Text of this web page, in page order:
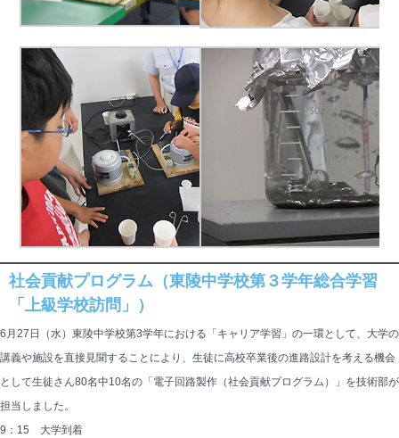
社会貢献プログラム（東陵中学校第３学年総合学習
「上級学校訪問」）
6月27日（水）東陵中学校第3学年における「キャリア学習」の一環として、大学の
講義や施設を直接見聞することにより、生徒に高校卒業後の進路設計を考える機会
として生徒さん80名中10名の「電子回路製作（社会貢献プログラム）」を技術部が
担当しました。
9：15　大学到着